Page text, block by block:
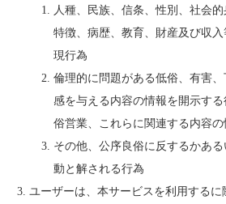
人種、民族、信条、性別、社会
特徴、病歴、教育、財産及び収
現行為
倫理的に問題がある低俗、有害
感を与える内容の情報を開示す
俗営業、これらに関連する内容
その他、公序良俗に反するかあ
動と解される行為
ユーザーは、本サービスを利用する